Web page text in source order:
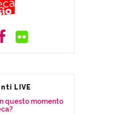
LIVE
questo momento